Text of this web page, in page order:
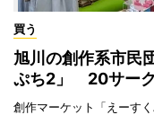
買う
旭川の創作系市民
ぷち2」 20サー
創作マーケット「えーす